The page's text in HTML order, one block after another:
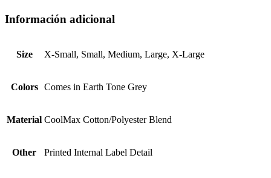
Información adicional
Size X-Small, Small, Medium, Large, X-Large
Colors Comes in Earth Tone Grey
Material CoolMax Cotton/Polyester Blend
Other Printed Internal Label Detail